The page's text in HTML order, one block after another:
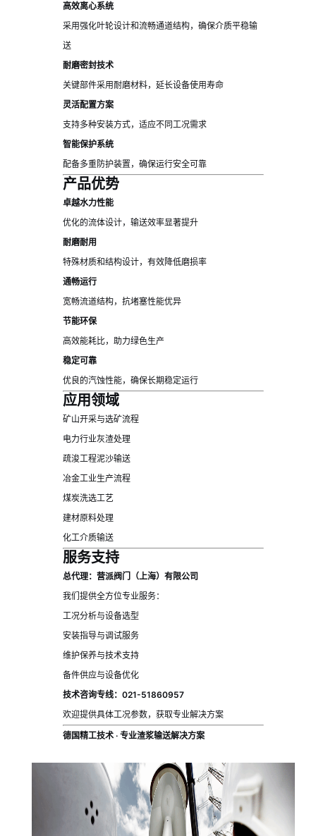
高效离心系统
采用强化叶轮设计和流畅通道结构，确保介质平稳输
送
耐磨密封技术
关键部件采用耐磨材料，延长设备使用寿命
灵活配置方案
支持多种安装方式，适应不同工况需求
智能保护系统
配备多重防护装置，确保运行安全可靠
产品优势
卓越水力性能
优化的流体设计，输送效率显著提升
耐磨耐用
特殊材质和结构设计，有效降低磨损率
通畅运行
宽畅流道结构，抗堵塞性能优异
节能环保
高效能耗比，助力绿色生产
稳定可靠
优良的汽蚀性能，确保长期稳定运行
应用领域
矿山开采与选矿流程
电力行业灰渣处理
疏浚工程泥沙输送
冶金工业生产流程
煤炭洗选工艺
建材原料处理
化工介质输送
服务支持
总代理：营派阀门（上海）有限公司
我们提供全方位专业服务：
工况分析与设备选型
安装指导与调试服务
维护保养与技术支持
备件供应与设备优化
技术咨询专线：021-51860957
欢迎提供具体工况参数，获取专业解决方案
德国精工技术 · 专业渣浆输送解决方案